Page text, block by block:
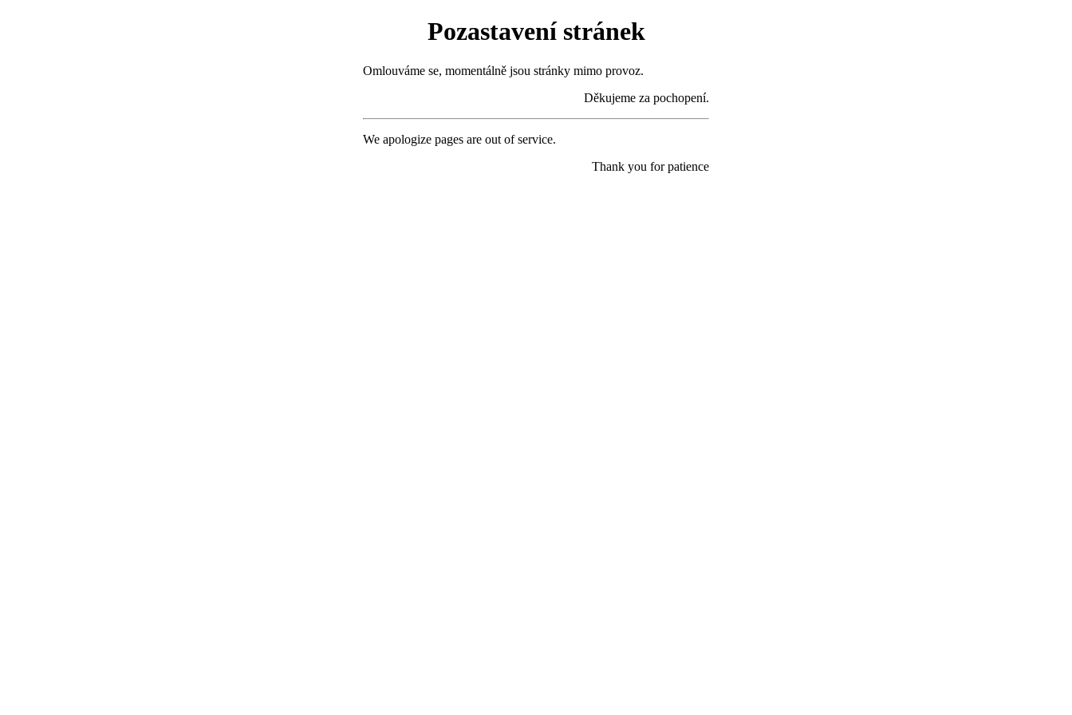
Pozastavení stránek
Omlouváme se, momentálně jsou stránky mimo provoz.
Děkujeme za pochopení.
We apologize pages are out of service.
Thank you for patience